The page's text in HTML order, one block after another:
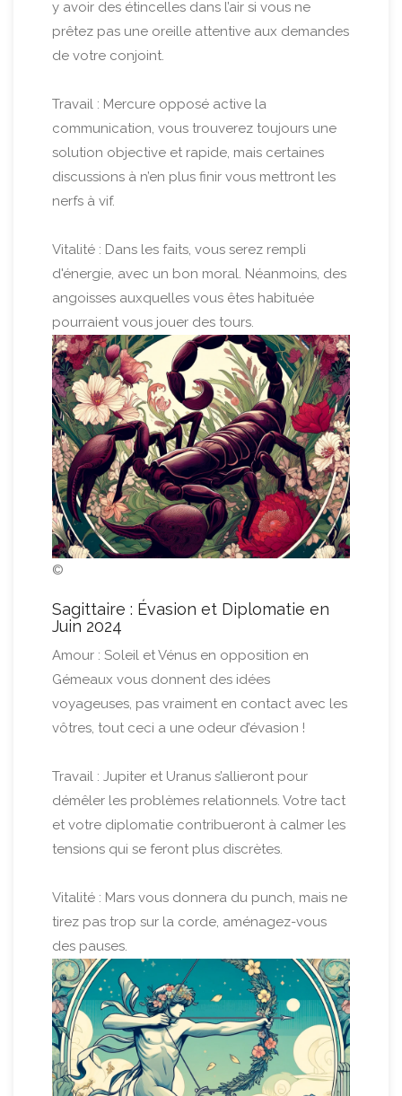
y avoir des étincelles dans l’air si vous ne
prêtez pas une oreille attentive aux demandes
de votre conjoint.
Travail : Mercure opposé active la
communication, vous trouverez toujours une
solution objective et rapide, mais certaines
discussions à n’en plus finir vous mettront les
nerfs à vif.
Vitalité : Dans les faits, vous serez rempli
d'énergie, avec un bon moral. Néanmoins, des
angoisses auxquelles vous êtes habituée
pourraient vous jouer des tours.
©
Sagittaire : Évasion et Diplomatie en
Juin 2024
Amour : Soleil et Vénus en opposition en
Gémeaux vous donnent des idées
voyageuses, pas vraiment en contact avec les
vôtres, tout ceci a une odeur d’évasion !
Travail : Jupiter et Uranus s’allieront pour
démêler les problèmes relationnels. Votre tact
et votre diplomatie contribueront à calmer les
tensions qui se feront plus discrètes.
Vitalité : Mars vous donnera du punch, mais ne
tirez pas trop sur la corde, aménagez-vous
des pauses.